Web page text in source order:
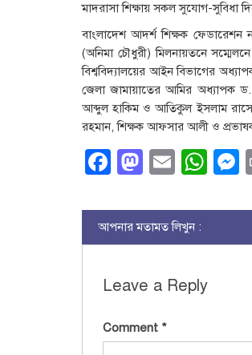
মাদরাসা শিক্ষায় সকল সুযোগ-সুবিধা
বাংলাদেশ আদর্শ শিক্ষক ফেডারেশন
(অনিমা চৌধুরী) মিলনায়তনে
বিশ্ববিদ্যালয়ের আইন বিভাগের
জেলা জামায়াতের আমির অধ্যাপক
আব্দুল হাকিম ও আতিকুল ইসলাম
রহমান, শিক্ষক আফসার আলী ও
Facebook
Email
আপনার মতামত লিখুন :
Leave a Reply
Comment *